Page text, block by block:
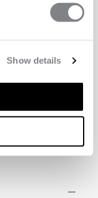
Show details